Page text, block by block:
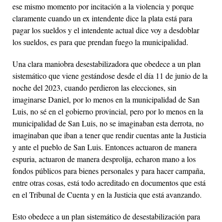
ese mismo momento por incitación a la violencia y porque
claramente cuando un ex intendente dice la plata está para
pagar los sueldos y el intendente actual dice voy a desdoblar
los sueldos, es para que prendan fuego la municipalidad.
Una clara maniobra desestabilizadora que obedece a un plan
sistemático que viene gestándose desde el día 11 de junio de la
noche del 2023, cuando perdieron las elecciones, sin
imaginarse Daniel, por lo menos en la municipalidad de San
Luis, no sé en el gobierno provincial, pero por lo menos en la
municipalidad de San Luis, no se imaginaban esta derrota, no
imaginaban que iban a tener que rendir cuentas ante la Justicia
y ante el pueblo de San Luis. Entonces actuaron de manera
espuria, actuaron de manera desprolija, echaron mano a los
fondos públicos para bienes personales y para hacer campaña,
entre otras cosas, está todo acreditado en documentos que está
en el Tribunal de Cuenta y en la Justicia que está avanzando.
Esto obedece a un plan sistemático de desestabilización para